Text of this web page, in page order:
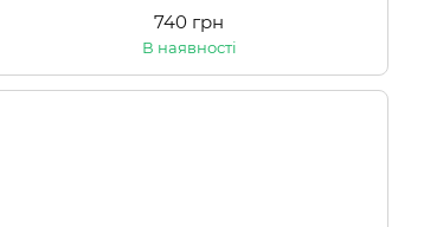
740 грн
В наявності